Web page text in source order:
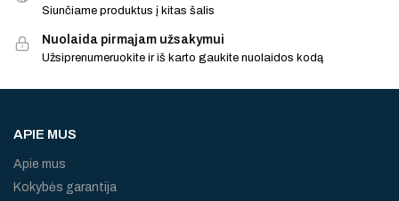
Siunčiame produktus į kitas šalis
Nuolaida pirmąjam užsakymui
Užsiprenumeruokite ir iš karto gaukite nuolaidos kodą
APIE MUS
Apie mus
Kokybės garantija